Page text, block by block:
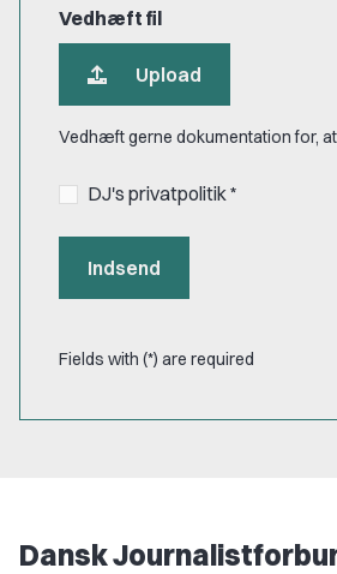
Vedhæft fil
Upload
Vedhæft gerne dokumentation for,
DJ's privatpolitik *
Indsend
Fields with (*) are required
Dansk